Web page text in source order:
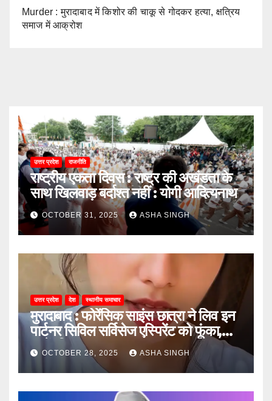
Murder : मुरादाबाद में किशोर की चाकू से गोदकर हत्या, क्षत्रिय
समाज में आक्रोश
उत्तर प्रदेश राजनीति
राष्ट्रीय एकता दिवस : राष्ट्र की अखंडता के
साथ खिलवाड़ बर्दाश्त नहीं : योगी आदित्यनाथ
OCTOBER 31, 2025 ASHA SINGH
उत्तर प्रदेश देश स्थानीय समाचार
मुरादाबाद : फोरेंसिक साइंस छात्रा ने लिव इन
पार्टनर सिविल सर्विसेज एस्पिरेंट को फूंका,
जानें, फिर क्या हुआ…
OCTOBER 28, 2025 ASHA SINGH